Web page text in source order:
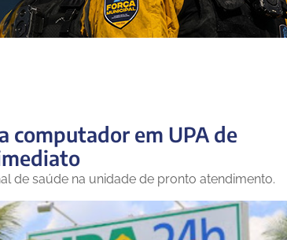
computador em UPA de
de saúde na unidade de pronto atendimento.